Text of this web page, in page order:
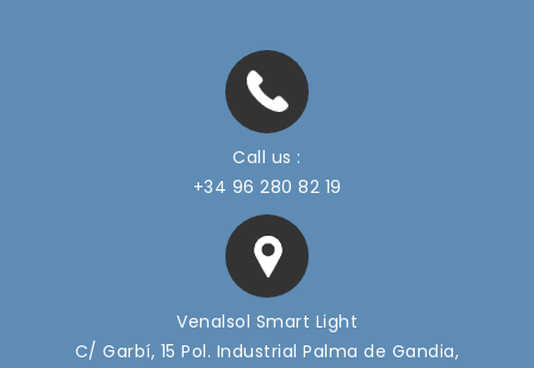
Proiettore A LED Cibo E Negozi
Call us :
+34 96 280 82 19
Venalsol Smart Light
C/ Garbí, 15 Pol. Industrial Palma de Gandia,